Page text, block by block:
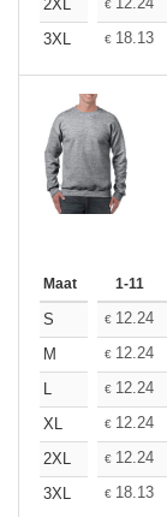
2XL
€
3XL
€ 18.13
Maat 1-11
S € 12.24
M
€ 12.24
L
€ 12.24
XL
€ 12.24
2XL
€ 12.24
3XL
€ 18.13